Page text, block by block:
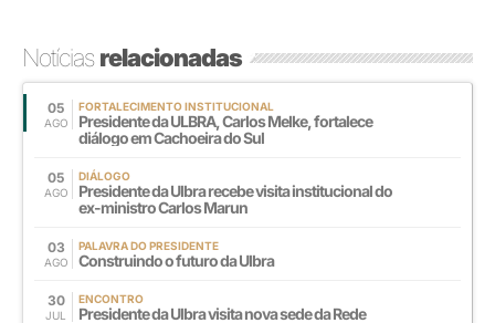
Notíciasrelacionadas
05
AGO
FORTALECIMENTO INSTITUCIONAL
Presidente da ULBRA, Carlos Melke, fortalece
diálogo em Cachoeira do Sul
05
AGO
DIÁLOGO
Presidente da Ulbra recebe visita institucional do
ex-ministro Carlos Marun
03
AGO
PALAVRA DO PRESIDENTE
Construindo o futuro da Ulbra
30
JUL
ENCONTRO
Presidente da Ulbra visita nova sede da Rede